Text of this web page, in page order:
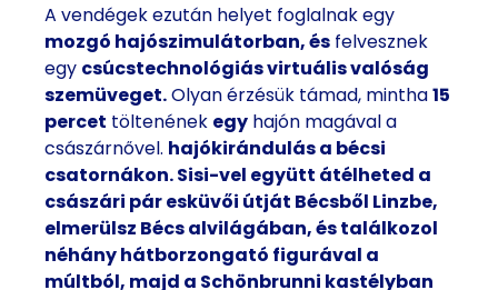
A vendégek ezután helyet foglalnak egy
mozgó hajószimulátorban, és felvesznek
egy csúcstechnológiás virtuális valóság
szemüveget.Olyan érzésük támad, mintha15
percet töltenének egy hajón magával a
császárnővel. hajókirándulás a bécsi
csatornákon. Sisi-vel együtt átélheted a
császári pár esküvői útját Bécsből Linzbe,
elmerülsz Bécsalvilágában, és találkozol
néhány hátborzongató figurával a
múltból, majd a Schönbrunni kastélyban